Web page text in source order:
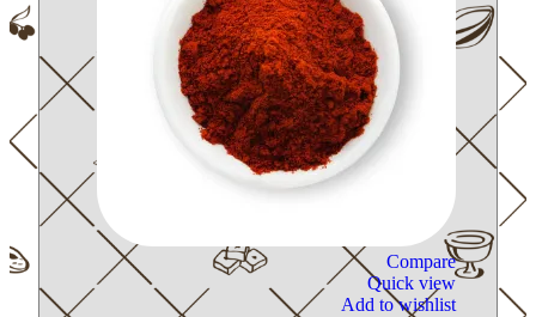
Compare
Quick view
Add to wishlist